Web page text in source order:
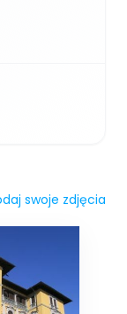
swoje zdjęcia